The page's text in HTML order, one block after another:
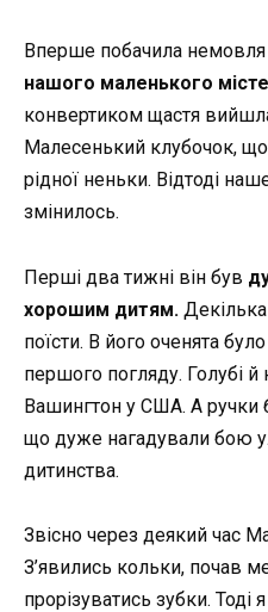
Вперше побачила немовля
нашого маленького
конвертиком щастя
Малесенький клубочок,
рідної неньки. Відтоді
змінилось.
Перші два тижні він був
хорошим дитям.
поїсти. В його оченята
першого погляду. Голубі
Вашингтон у США. А ручки
що дуже нагадували бою
дитинства.
Звісно через деякий час
З’явились кольки, почав
прорізуватись зубки. Тоді